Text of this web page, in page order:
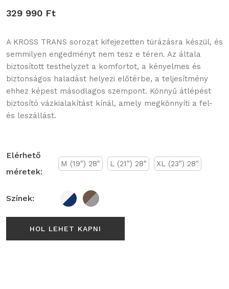
329 990 Ft
A KROSS TRANS sorozat kifejezetten túrázásra készül, és
semmilyen engedményt nem tesz e téren. Az általa
biztosított testhelyzet a komfortot, a kényelmes és
biztonságos haladást helyezi előtérbe, a teljesítmény
ehhez képest másodlagos szempont. Könnyű átlépést
biztosító vázkialakítást kínál, amely megkönnyíti a fel-
és leszállást.
Elérhető
méretek:
M (19") 28" L (21") 28" XL (23") 28"
Színek:
HOL LEHET KAPNI